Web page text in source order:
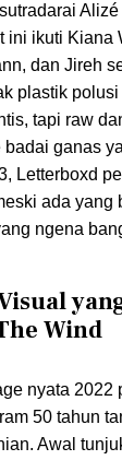
ini ikuti Kiana
dan Jireh
plastik polusi
tapi raw
ganas
Letterboxd
ada yang
ngena
Wind
nyata 2022
50 tahun
Awal